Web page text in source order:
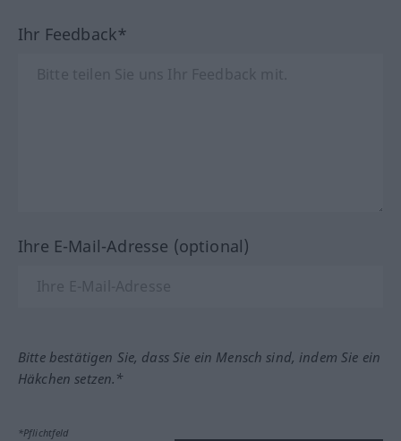
Ihr Feedback*
Ihre E-Mail-Adresse (optional)
Bitte bestätigen Sie, dass Sie ein Mensch sind, indem Sie ein
Häkchen setzen.*
*Pflichtfeld